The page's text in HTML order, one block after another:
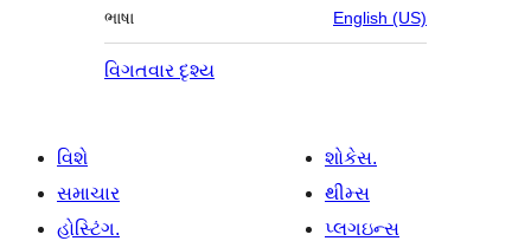
ભાષા English (US)
વિગતવાર દૃશ્ય
વિશે
સમાચાર
હોસ્ટિંગ.
શોકેસ.
થીમ્સ
પ્લગઇન્સ